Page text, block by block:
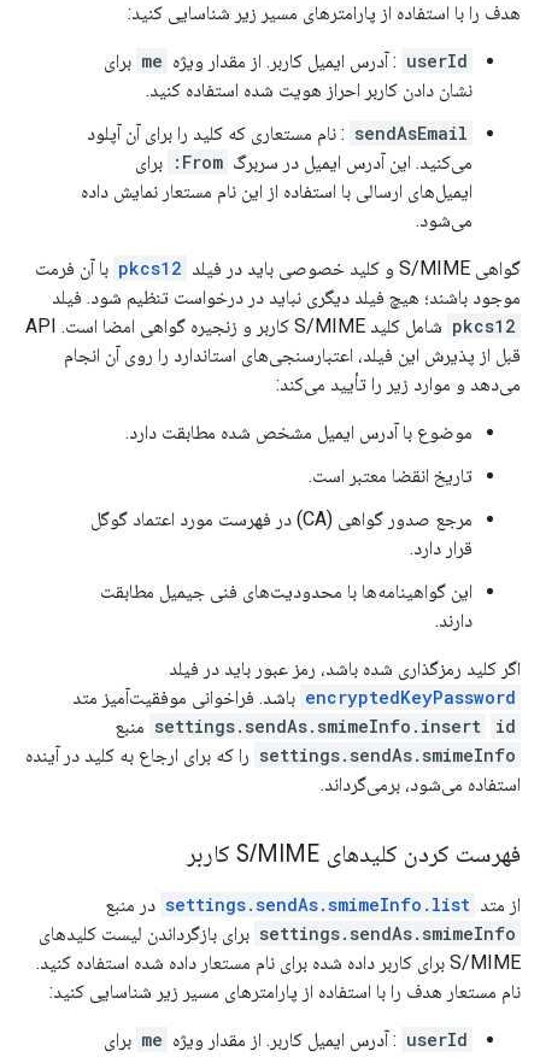
هدف را با استفاده از پارامترهای مسیر زیر شناسایی کنید:
userId : آدرس ایمیل کاربر. از مقدار ویژه me برای
نشان دادن کاربر احراز هویت شده استفاده کنید.
sendAsEmail : نام مستعاری که کلید را برای آن آپلود
می‌کنید. این آدرس ایمیل در سربرگ From:
برای
ایمیل‌های ارسالی با استفاده از این نام مستعار نمایش داده
می‌شود.
گواهی S/MIME و کلید خصوصی باید در فیلد pkcs12 با آن فرمت
موجود باشند؛ هیچ فیلد دیگری نباید در درخواست تنظیم شود. فیلد
pkcs12
شامل کلید S/MIME کاربر و زنجیره گواهی امضا است. API
قبل از پذیرش این فیلد، اعتبارسنجی‌های استاندارد را روی آن انجام
می‌دهد و موارد زیر را تأیید می‌کند:
موضوع با آدرس ایمیل مشخص شده مطابقت دارد.
تاریخ انقضا معتبر است.
مرجع صدور گواهی (CA) در فهرست مورد اعتماد گوگل
قرار دارد.
این گواهینامه‌ها با محدودیت‌های فنی جیمیل مطابقت
دارند.
اگر کلید رمزگذاری شده باشد، رمز عبور باید در فیلد
encryptedKeyPassword باشد. فراخوانی موفقیت‌آمیز متد
settings.sendAs.smimeInfo.insert
id
منبع
settings.sendAs.smimeInfo را که برای ارجاع به کلید در آینده
استفاده می‌شود، برمی‌گرداند.
فهرست کردن کلیدهای S /MIME کاربر
از متد settings.sendAs.smimeInfo.list در منبع
settings.sendAs.smimeInfo برای بازگرداندن لیست کلیدهای
S/MIME برای کاربر داده شده برای نام مستعار داده شده استفاده کنید.
نام مستعار هدف را با استفاده از پارامترهای مسیر زیر شناسایی کنید:
userId : آدرس ایمیل کاربر. از مقدار ویژه me برای